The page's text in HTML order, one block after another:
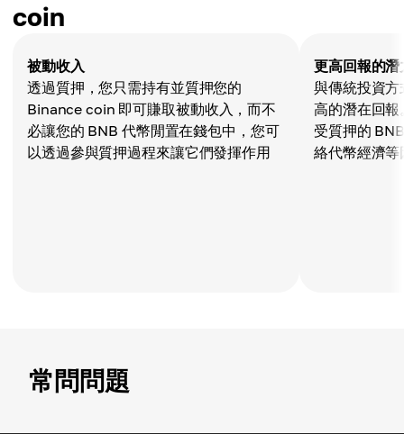
coin
被動收入
透過質押，您只需持有並質押您的
Binance coin 即可賺取被動收入，而不
必讓您的 BNB 代幣閒置在錢包中，您可
以透過參與質押過程來讓它們發揮作用
更高回報的潛
與傳統投資
高的潛在回
受質押的
絡代幣經濟
常問問題